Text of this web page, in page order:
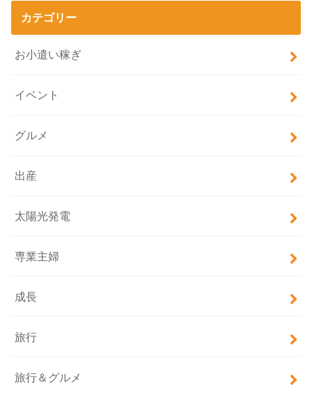
カテゴリー
お小遣い稼ぎ
イベント
グルメ
出産
太陽光発電
専業主婦
成長
旅行
旅行＆グルメ